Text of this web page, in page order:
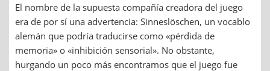
El nombre de la supuesta compañía creadora del juego
era de por sí una advertencia: Sinneslöschen, un vocablo
alemán que podría traducirse como «pérdida de
memoria» o «inhibición sensorial». No obstante,
hurgando un poco más encontramos que el juego fue